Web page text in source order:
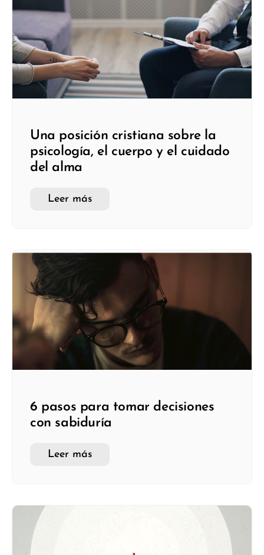
Una posición cristiana sobre la
psicología, el cuerpo y el cuidado
del alma
Leer más
6 pasos para tomar decisiones
con sabiduría
Leer más